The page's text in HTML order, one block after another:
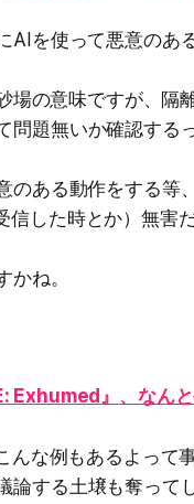
AIを使って悪意のあ
の意味ですが、隔
問題無いか確認する
のある動作をする等
した時とか）無害
ね。
Exhumed』、なん
な例もあるよって事
論する土壌も奪って